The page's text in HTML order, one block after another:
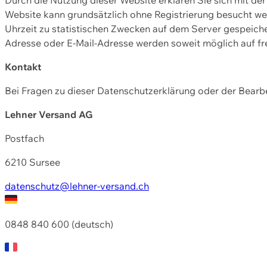
Website kann grundsätzlich ohne Registrierung besucht
Uhrzeit zu statistischen Zwecken auf dem Server
Adresse oder E-Mail-Adresse werden soweit möglich auf
Kontakt
Bei Fragen zu dieser Datenschutzerklärung oder der
Lehner Versand AG
Postfach
6210 Sursee
datenschutz@lehner-versand.ch
0848 840 600 (deutsch)